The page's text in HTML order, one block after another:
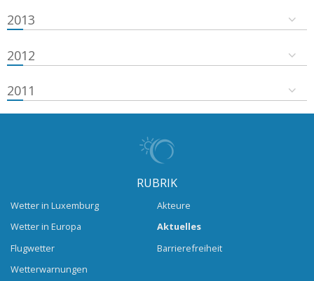
2013
2012
2011
RUBRIK
Wetter in Luxemburg
Wetter in Europa
Flugwetter
Wetterwarnungen
Akteure
Aktuelles
Barrierefreiheit